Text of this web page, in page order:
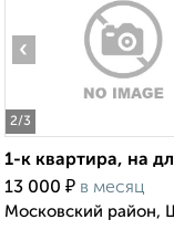
2/3
‹
1-к квартира, на
13 000 ₽ в месяц
Московский район,